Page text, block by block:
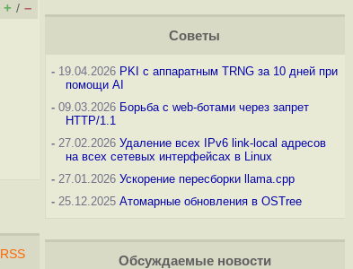
+ / –
RSS
Советы
-19.04.2026 PKI с аппаратным TRNG за 10 дней при
помощи AI
-09.03.2026 Борьба с web-ботами через запрет
HTTP/1.1
-27.02.2026 Удаление всех IPv6 link-local адресов
на всех сетевых интерфейсах в Linux
-27.01.2026 Ускорение пересборки llama.cpp
-25.12.2025 Атомарные обновления в OSTree
Обсуждаемые новости